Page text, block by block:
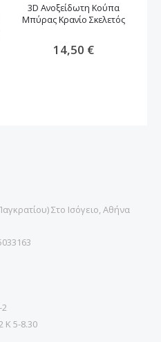
3D Ανοξείδωτη Κούπα
Μπύρας Κρανίο Σκελετός
14,50 €
Στο Ισόγειο, Αθήνα
2
Κ 5-8.30